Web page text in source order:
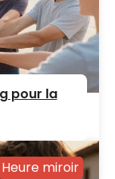
pour la
Heure miroir